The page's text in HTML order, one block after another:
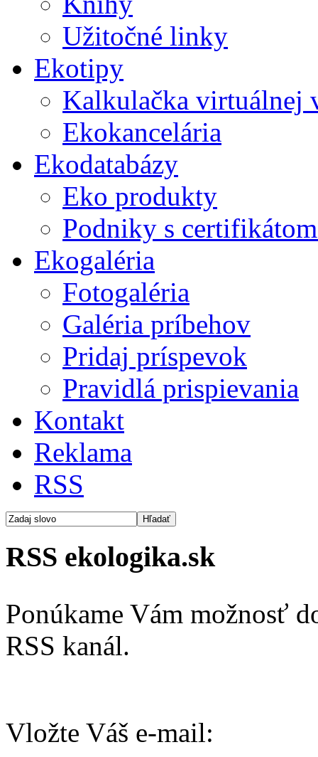
Užitočné linky
Ekotipy
Kalkulačka virtuálnej
Ekokancelária
Ekodatabázy
Eko produkty
Podniky s
Ekogaléria
Fotogaléria
Galéria príbehov
Pridaj príspevok
Pravidlá prispievania
Kontakt
Reklama
RSS
RSS ekologika.sk
Ponúkame Vám možnosť
RSS kanál.
Vložte Váš e-mail: